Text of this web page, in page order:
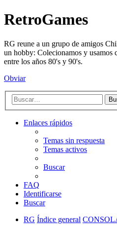
RetroGames
RG reune a un grupo de amigos
un hobby: Colecionamos y usamos
entre los años 80's y 90's.
Obviar
Enlaces rápidos
Temas sin respuesta
Temas activos
Buscar
FAQ
Identificarse
Buscar
RG Índice general